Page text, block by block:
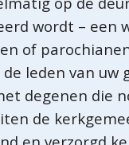
wordt – een
of
leden van uw
degenen die
de